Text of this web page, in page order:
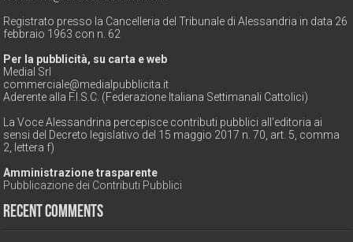
Registrato presso la Cancelleria del Tribunale di Alessandria in data 26
febbraio 1963 con n. 62
Per la pubblicità, su carta e web
Medial Srl
commerciale@medialpubblicita.it
Aderente alla F.I.S.C. (Federazione Italiana Settimanali Cattolici)
La Voce Alessandrina percepisce contributi pubblici all'editoria ai
sensi del Decreto legislativo del 15 maggio 2017 n. 70, art. 5, comma
2, lettera f)
Amministrazione trasparente
Pubblicazione dei Contributi Pubblici
Recent Comments